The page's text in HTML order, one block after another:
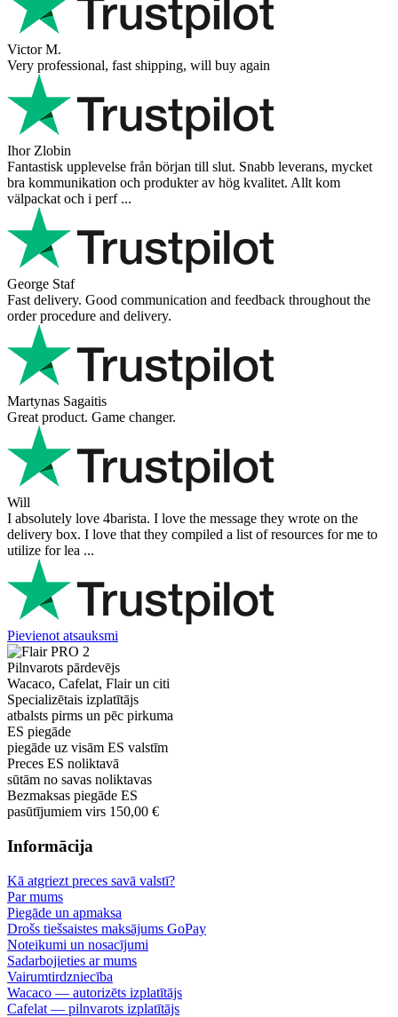
Victor M.
Very professional, fast shipping, will buy again
Ihor Zlobin
Fantastisk upplevelse från början till slut. Snabb leverans, mycket
bra kommunikation och produkter av hög kvalitet. Allt kom
välpackat och i perf ...
George Staf
Fast delivery. Good communication and feedback throughout the
order procedure and delivery.
Martynas Sagaitis
Great product. Game changer.
Will
I absolutely love 4barista. I love the message they wrote on the
delivery box. I love that they compiled a list of resources for me to
utilize for lea ...
Pievienot atsauksmi
Pilnvarots pārdevējs
Wacaco, Cafelat, Flair un citi
Specializētais izplatītājs
atbalsts pirms un pēc pirkuma
ES piegāde
piegāde uz visām ES valstīm
Preces ES noliktavā
sūtām no savas noliktavas
Bezmaksas piegāde ES
pasūtījumiem virs 150,00 €
Informācija
Kā atgriezt preces savā valstī?
Par mums
Piegāde un apmaksa
Drošs tiešsaistes maksājums GoPay
Noteikumi un nosacījumi
Sadarbojieties ar mums
Vairumtirdzniecība
Wacaco — autorizēts izplatītājs
Cafelat — pilnvarots izplatītājs